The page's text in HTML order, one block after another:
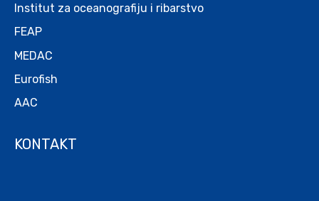
Institut za oceanografiju i ribarstvo
FEAP
MEDAC
Eurofish
AAC
KONTAKT